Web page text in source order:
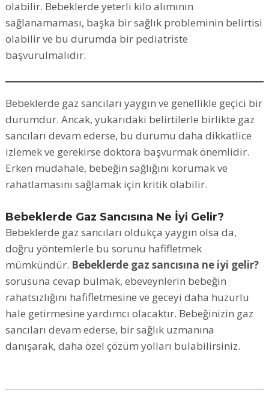
olabilir. Bebeklerde yeterli kilo alımının
sağlanamaması, başka bir sağlık probleminin belirtisi
olabilir ve bu durumda bir pediatriste
başvurulmalıdır.
Bebeklerde gaz sancıları yaygın ve genellikle geçici bir
durumdur. Ancak, yukarıdaki belirtilerle birlikte gaz
sancıları devam ederse, bu durumu daha dikkatlice
izlemek ve gerekirse doktora başvurmak önemlidir.
Erken müdahale, bebeğin sağlığını korumak ve
rahatlamasını sağlamak için kritik olabilir.
Bebeklerde Gaz Sancısına Ne İyi Gelir?
Bebeklerde gaz sancıları oldukça yaygın olsa da,
doğru yöntemlerle bu sorunu hafifletmek
mümkündür. Bebeklerde gaz sancısına ne iyi gelir?
sorusuna cevap bulmak, ebeveynlerin bebeğin
rahatsızlığını hafifletmesine ve geceyi daha huzurlu
hale getirmesine yardımcı olacaktır. Bebeğinizin gaz
sancıları devam ederse, bir sağlık uzmanına
danışarak, daha özel çözüm yolları bulabilirsiniz.